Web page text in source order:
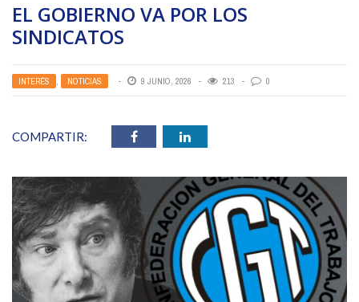
EL GOBIERNO VA POR LOS
SINDICATOS
INTERÉS , NOTICIAS 9 JUNIO, 2026 213 0
COMPARTIR: